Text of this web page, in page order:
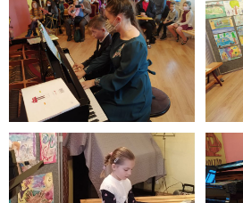
- Verejné obstarávanie
- - Plán verejného obstarávania
- - Súhrnná správa za rok 2021
- Dokumenty minedu a statpedu
- Prijímacie konanie